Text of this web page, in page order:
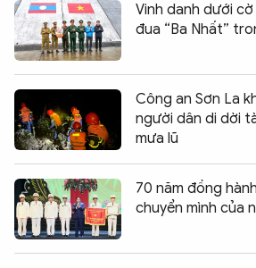
Vinh danh dưới
đua “Ba Nhất”
Công an Sơn La
người dân di dời
mưa lũ
70 năm đồng
chuyển mình của